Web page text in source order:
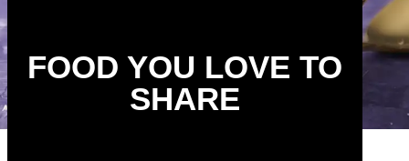
FOOD YOU LOVE TO
SHARE